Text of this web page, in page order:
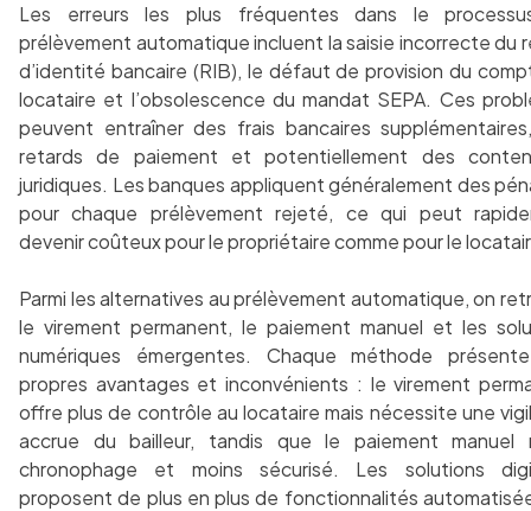
Les erreurs les plus fréquentes dans le
prélèvement automatique incluent la saisie incorrecte du
d’identité bancaire (RIB), le défaut de provision du
locataire et l’obsolescence du mandat SEPA. Ces
peuvent entraîner des frais bancaires
retards de paiement et potentiellement des
juridiques. Les banques appliquent généralement des
pour chaque prélèvement rejeté, ce qui peut
devenir coûteux pour le propriétaire comme pour le
Parmi les alternatives au prélèvement automatique, on
le virement permanent, le paiement manuel et les
numériques émergentes. Chaque méthode
propres avantages et inconvénients : le virement
offre plus de contrôle au locataire mais nécessite une
accrue du bailleur, tandis que le paiement manuel
chronophage et moins sécurisé. Les solutions
proposent de plus en plus de fonctionnalités